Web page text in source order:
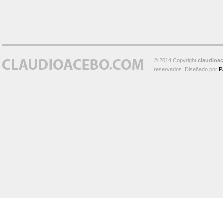
© 2014 Copyright
reservados. Diseñado por